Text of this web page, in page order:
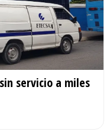
servicio a miles